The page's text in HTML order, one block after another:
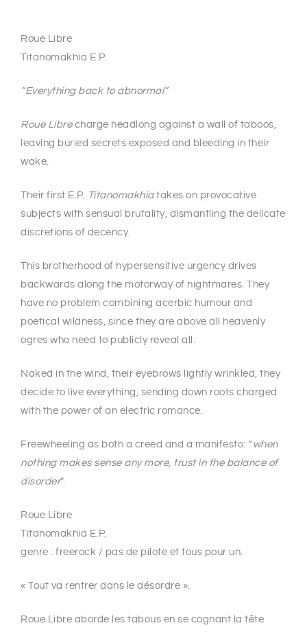
Roue Libre
Titanomakhia E.P.
“Everything back to abnormal”
Roue Librecharge headlong against a wall of taboos,
leaving buried secrets exposed and bleeding in their
wake.
Their first E.P. Titanomakhiatakes on provocative
subjects with sensual brutality, dismantling the delicate
discretions of decency.
This brotherhood of hypersensitive urgency drives
backwards along the motorway of nightmares. They
have no problem combining acerbic humour and
poetical wildness, since they are above all heavenly
ogres who need to publicly reveal all.
Naked in the wind, their eyebrows lightly wrinkled, they
decide to live everything, sending down roots charged
with the power of an electric romance.
Freewheeling as both a creed and a manifesto: “ when
nothing makes sense any more, trust in the balance of
disorder”.
Roue Libre
Titanomakhia E.P.
genre : freerock / pas de pilote et tous pour un.
« Tout va rentrer dans le désordre ».
Roue Libre aborde les tabous en se cognant la tête